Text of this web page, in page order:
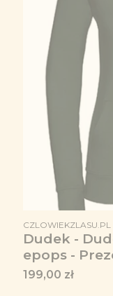
PRODUCENT
CZLOWIEKZLASU.PL
Dudek -
epops -
Bluza
Cena
199,00 zł